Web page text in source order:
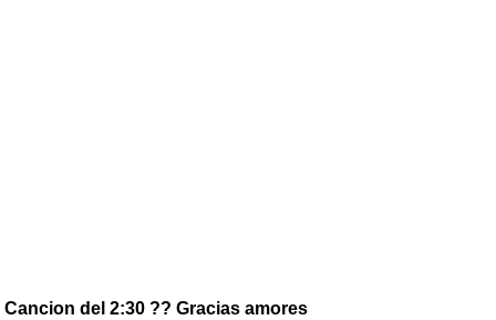
Cancion del 2:30 ?? Gracias amores